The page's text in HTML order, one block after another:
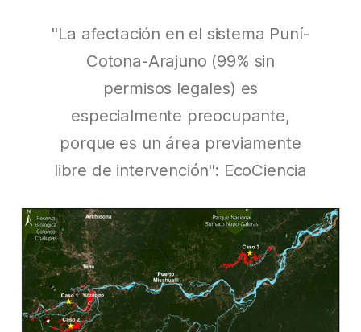
"La afectación en el sistema Puní-
Cotona-Arajuno (99% sin
permisos legales) es
especialmente preocupante,
porque es un área previamente
libre de intervención": EcoCiencia